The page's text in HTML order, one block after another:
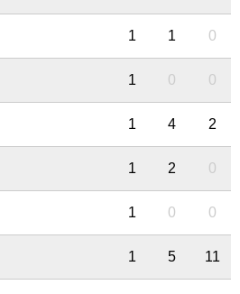
1 1 0
1 0 0
1 4 2
1 2 0
1 0 0
1 5 11